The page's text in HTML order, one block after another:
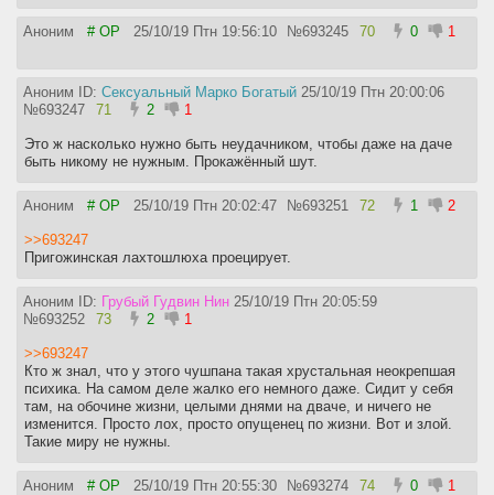
Аноним # OP 25/10/19 Птн 19:56:10 №693245 70 0 1
Аноним ID: Сексуальный Марко Богатый 25/10/19 Птн 20:00:06
№693247 71 2 1
Это ж насколько нужно быть неудачником, чтобы даже на даче
быть никому не нужным. Прокажённый шут.
Аноним # OP 25/10/19 Птн 20:02:47 №693251 72 1 2
>>693247
Пригожинская лахтошлюха проецирует.
Аноним ID: Грубый Гудвин Нин 25/10/19 Птн 20:05:59
№693252 73 2 1
>>693247
Кто ж знал, что у этого чушпана такая хрустальная неокрепшая
психика. На самом деле жалко его немного даже. Сидит у себя
там, на обочине жизни, целыми днями на дваче, и ничего не
изменится. Просто лох, просто опущенец по жизни. Вот и злой.
Такие миру не нужны.
Аноним # OP 25/10/19 Птн 20:55:30 №693274 74 0 1